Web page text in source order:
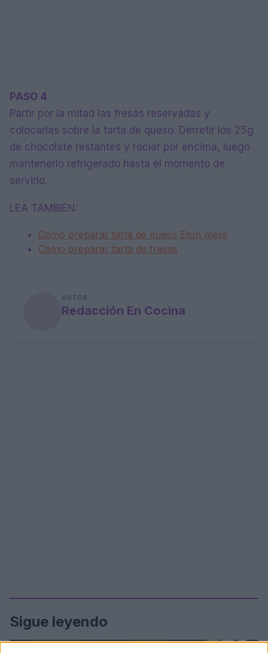
PASO 4
Partir por la mitad las fresas reservadas y
colocarlas sobre la tarta de queso. Derretir los 25g
de chocolate restantes y rociar por encima, luego
mantenerlo refrigerado hasta el momento de
servirlo.
LEA TAMBIÉN:
Cómo preparar tarta de queso Eton mess
Cómo preparar tarta de fresas
AUTOR
Redacción En Cocina
Sigue leyendo